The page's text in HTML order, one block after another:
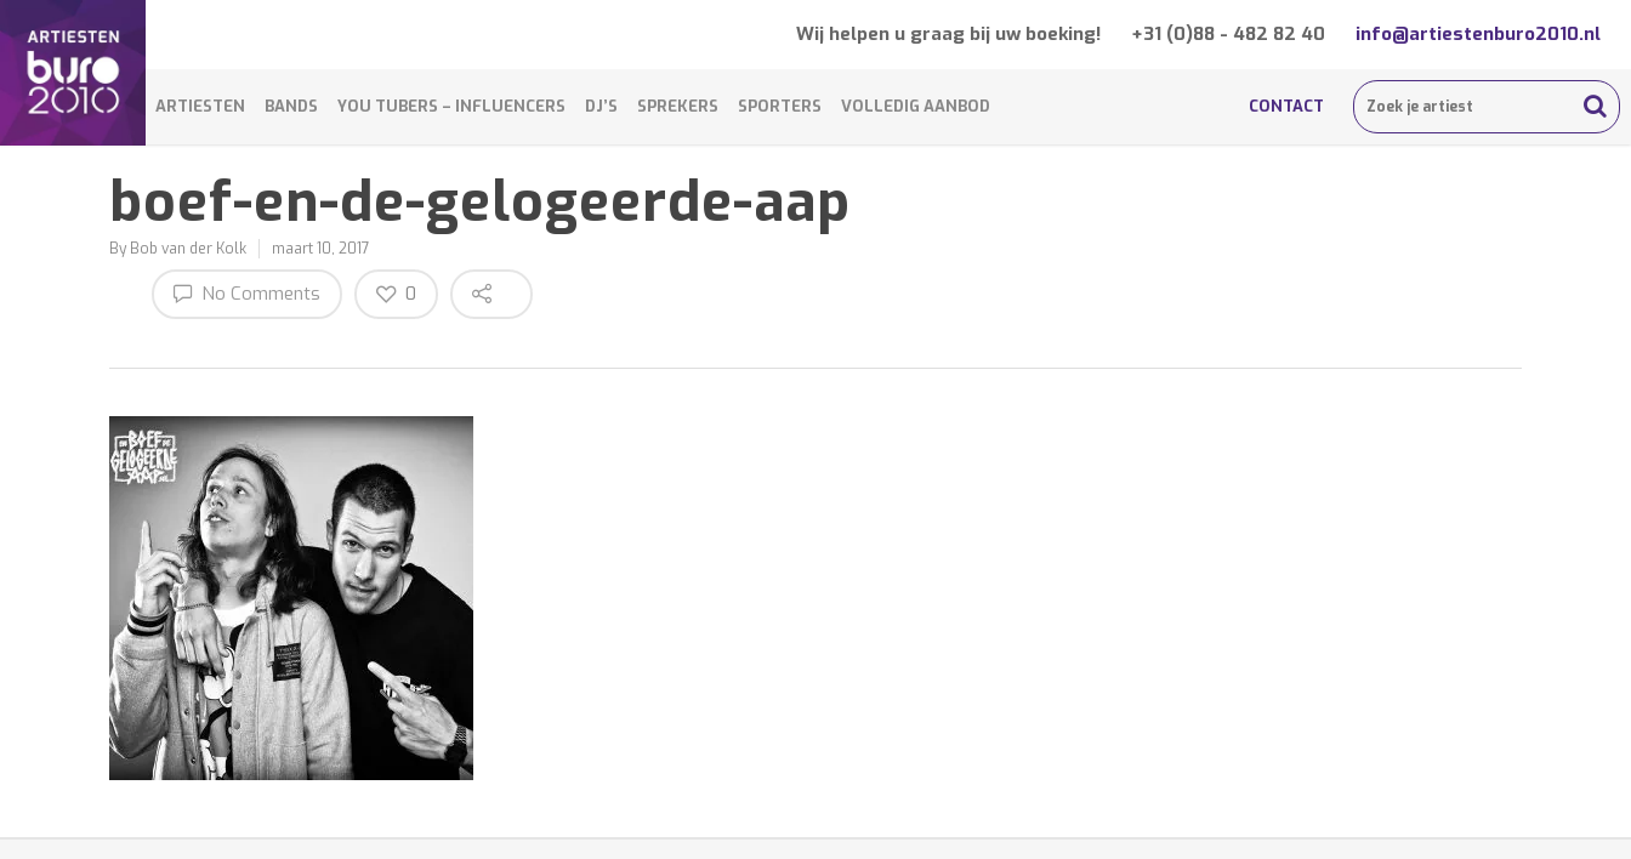
Wij helpen u graag bij uw boeking! +31 (0)88 - 482 82 40 info@artiestenburo2010.nl
ARTIESTEN BANDS YOU TUBERS – INFLUENCERS DJ’S SPREKERS SPORTERS VOLLEDIG AANBOD CONTACT
boef-en-de-gelogeerde-aap
By Bob van der Kolk maart 10, 2017
No Comments 0